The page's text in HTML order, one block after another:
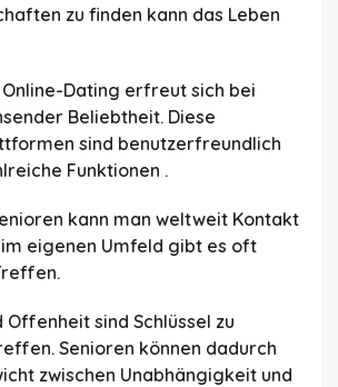
zu finden kann das Leben
Dating erfreut sich bei
Beliebtheit. Diese
sind benutzerfreundlich
Funktionen .
kann man weltweit Kontakt
im eigenen Umfeld gibt es oft
Offenheit sind Schlüssel zu
Senioren können dadurch
zwischen Unabhängigkeit und